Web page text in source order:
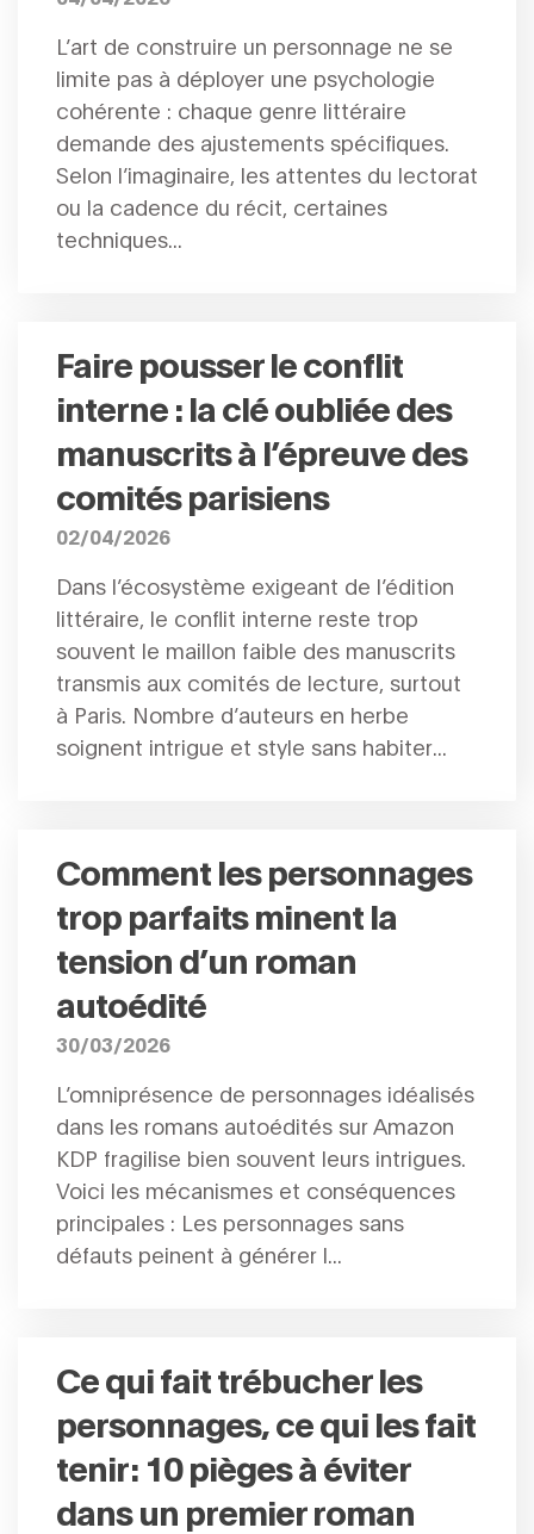
L’art de construire un personnage ne se
limite pas à déployer une psychologie
cohérente : chaque genre littéraire
demande des ajustements spécifiques.
Selon l’imaginaire, les attentes du lectorat
ou la cadence du récit, certaines
techniques...
Faire pousser le conflit
interne : la clé oubliée des
manuscrits à l’épreuve des
comités parisiens
02/04/2026
Dans l’écosystème exigeant de l’édition
littéraire, le conflit interne reste trop
souvent le maillon faible des manuscrits
transmis aux comités de lecture, surtout
à Paris. Nombre d’auteurs en herbe
soignent intrigue et style sans habiter...
Comment les personnages
trop parfaits minent la
tension d’un roman
autoédité
30/03/2026
L’omniprésence de personnages idéalisés
dans les romans autoédités sur Amazon
KDP fragilise bien souvent leurs intrigues.
Voici les mécanismes et conséquences
principales : Les personnages sans
défauts peinent à générer l...
Ce qui fait trébucher les
personnages, ce qui les fait
tenir : 10 pièges à éviter
dans un premier roman